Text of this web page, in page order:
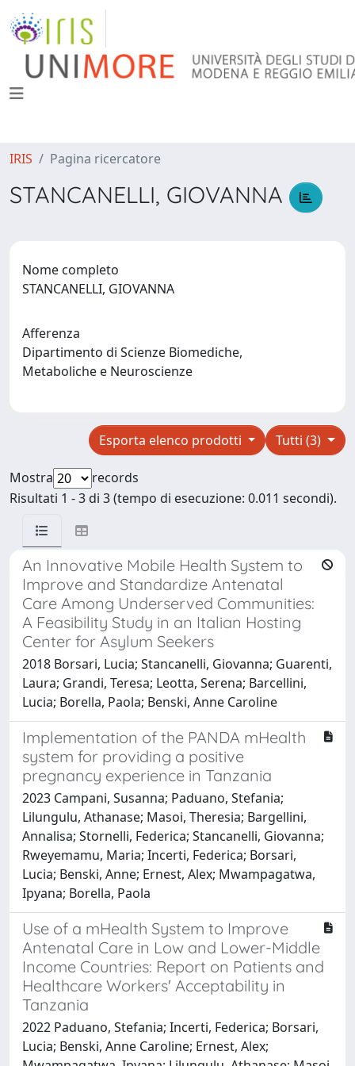
IRIS Pagina ricercatore
STANCANELLI, GIOVANNA
Nome completo
STANCANELLI, GIOVANNA
Afferenza
Dipartimento di Scienze Biomediche,
Metaboliche e Neuroscienze
Tutti (3)
Esporta elenco prodotti
Mostra
records
Risultati 1 - 3 di 3 (tempo di esecuzione: 0.011 secondi).
An Innovative Mobile Health System to
Improve and Standardize Antenatal
Care Among Underserved Communities:
A Feasibility Study in an Italian Hosting
Center for Asylum Seekers
2018 Borsari, Lucia; Stancanelli, Giovanna; Guarenti,
Laura; Grandi, Teresa; Leotta, Serena; Barcellini,
Lucia; Borella, Paola; Benski, Anne Caroline
Implementation of the PANDA mHealth
system for providing a positive
pregnancy experience in Tanzania
2023 Campani, Susanna; Paduano, Stefania;
Lilungulu, Athanase; Masoi, Theresia; Bargellini,
Annalisa; Stornelli, Federica; Stancanelli, Giovanna;
Rweyemamu, Maria; Incerti, Federica; Borsari,
Lucia; Benski, Anne; Ernest, Alex; Mwampagatwa,
Ipyana; Borella, Paola
Use of a mHealth System to Improve
Antenatal Care in Low and Lower-Middle
Income Countries: Report on Patients and
Healthcare Workers' Acceptability in
Tanzania
2022 Paduano, Stefania; Incerti, Federica; Borsari,
Lucia; Benski, Anne Caroline; Ernest, Alex;